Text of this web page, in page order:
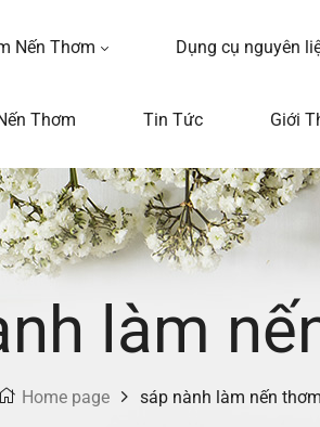
Nến Thơm Dụng cụ nguyên
Thơm Tin Tức Giới
làm
Home page sáp nành làm nến thơm